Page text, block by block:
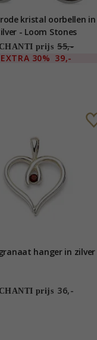
kristal oorbellen in
- Loom Stones
prijs 55,-
EXTRA 30% 39,-
hanger in zilver
prijs 36,-